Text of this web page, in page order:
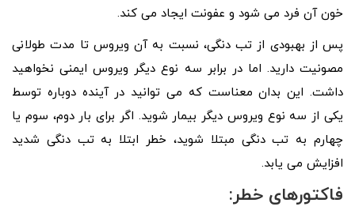
خون آن فرد می شود و عفونت ایجاد می کند.
پس از بهبودی از تب دنگی، نسبت به آن ویروس تا مدت طولانی
مصونیت دارید. اما در برابر سه نوع دیگر ویروس ایمنی نخواهید
داشت. این بدان معناست که می توانید در آینده دوباره توسط
یکی از سه نوع ویروس دیگر بیمار شوید. اگر برای بار دوم، سوم یا
چهارم به تب دنگی مبتلا شوید، خطر ابتلا به تب دنگی شدید
افزایش می یابد.
فاکتورهای خطر: